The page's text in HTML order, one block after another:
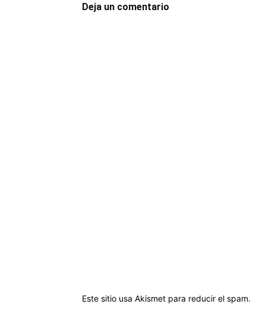
Deja un comentario
Este sitio usa Akismet para reducir el spam.